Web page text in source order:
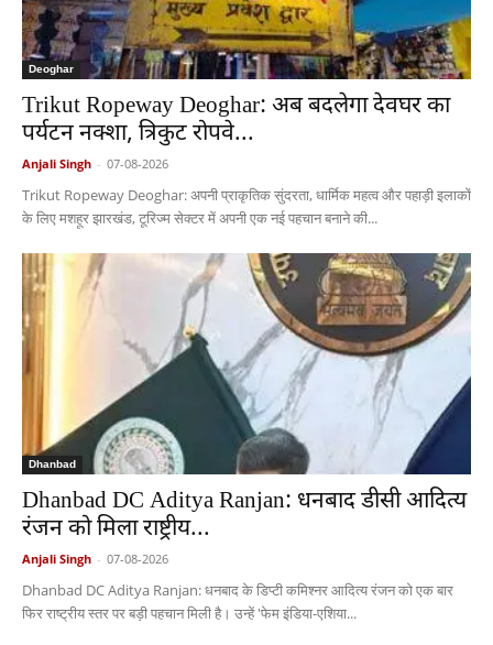
Deoghar
Trikut Ropeway Deoghar: अब बदलेगा देवघर का
पर्यटन नक्शा, त्रिकुट रोपवे...
Anjali Singh - 07-08-2026
Trikut Ropeway Deoghar: अपनी प्राकृतिक सुंदरता, धार्मिक महत्व और पहाड़ी इलाकों
के लिए मशहूर झारखंड, टूरिज्म सेक्टर में अपनी एक नई पहचान बनाने की...
Dhanbad
Dhanbad DC Aditya Ranjan: धनबाद डीसी आदित्य
रंजन को मिला राष्ट्रीय...
Anjali Singh - 07-08-2026
Dhanbad DC Aditya Ranjan: धनबाद के डिप्टी कमिश्नर आदित्य रंजन को एक बार
फिर राष्ट्रीय स्तर पर बड़ी पहचान मिली है। उन्हें 'फेम इंडिया-एशिया...